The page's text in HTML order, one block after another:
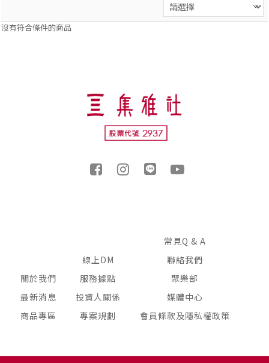
沒有符合條件的商品
關於我們
最新消息
商品專區
線上DM
服務據點
投資人關係
專案規劃
常見Q & A
聯絡我們
聚樂部
媒體中心
會員條款及隱私權政策